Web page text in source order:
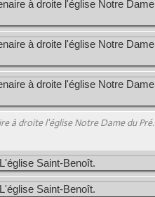
à droite l'église Notre Dame du Pré.